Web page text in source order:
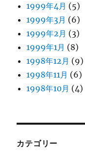
1999年4月 (5)
1999年3月 (6)
1999年2月 (3)
1999年1月 (8)
1998年12月 (9)
1998年11月 (6)
1998年10月 (4)
カテゴリー